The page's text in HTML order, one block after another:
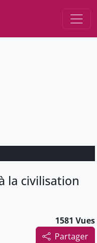
la civilisation
1581 Vues
Partager